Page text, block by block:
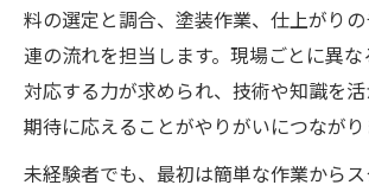
料の選定と調合、塗装作業、仕上がり
連の流れを担当します。現場ごとに異
対応する力が求められ、技術や知識を
期待に応えることがやりがいにつながり
未経験者でも、最初は簡単な作業から